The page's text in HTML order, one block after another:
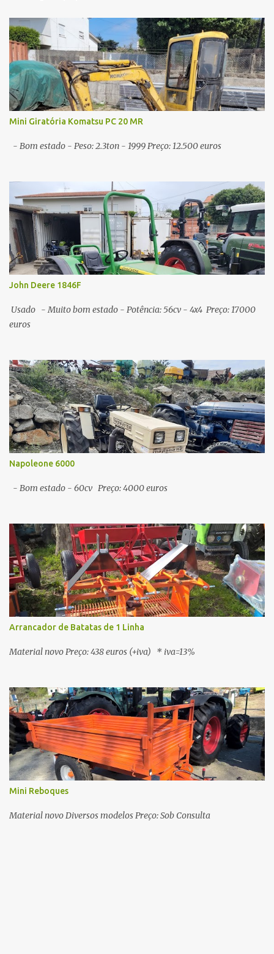
s
Mini Giratória Komatsu PC 20 MR
- Bom estado - Peso: 2.3ton - 1999 Preço: 12.500 euros
John Deere 1846F
Usado - Muito bom estado - Potência: 56cv - 4x4 Preço: 17000
euros
Napoleone 6000
- Bom estado - 60cv Preço: 4000 euros
Arrancador de Batatas de 1 Linha
Material novo Preço: 438 euros (+iva) * iva=13%
Mini Reboques
Material novo Diversos modelos Preço: Sob Consulta